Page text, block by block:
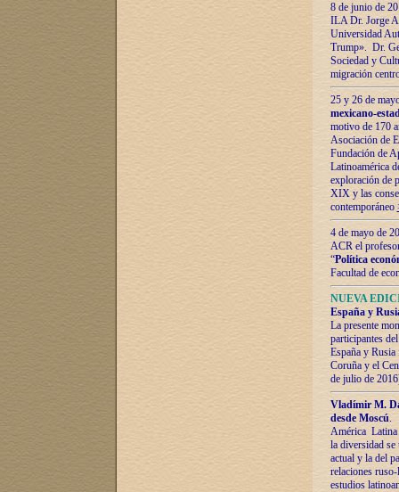
8 de junio de
ILA Dr. Jorge
Universidad
Trump». Dr.
Sociedad y
migración
25 y 26 de
mexicano-
motivo de 170
Asociación de
Fundación de
Latinoamérica
exploración de
XIX y las
contemporáneo
4 de mayo de
ACR el
“Política
Facultad de
NUEVA
España y
La presente
participantes
España y
Coruña y el
de julio de
Vladímir М.
desde Moscú.
América Latina
la diversidad
actual у lа del
relaciones
estudios